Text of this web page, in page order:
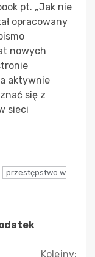
pt. „Jak nie
opracowany
nowych
aktywnie
się z
sieci
przestępstwo w
Kolejny: